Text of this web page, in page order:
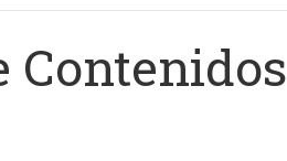
Contenidos